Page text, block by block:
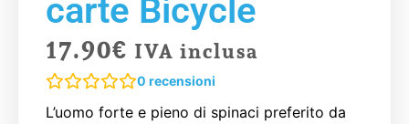
carte Bicycle
17.90€ IVA inclusa
0 recensioni
L’uomo forte e pieno di spinaci preferito da